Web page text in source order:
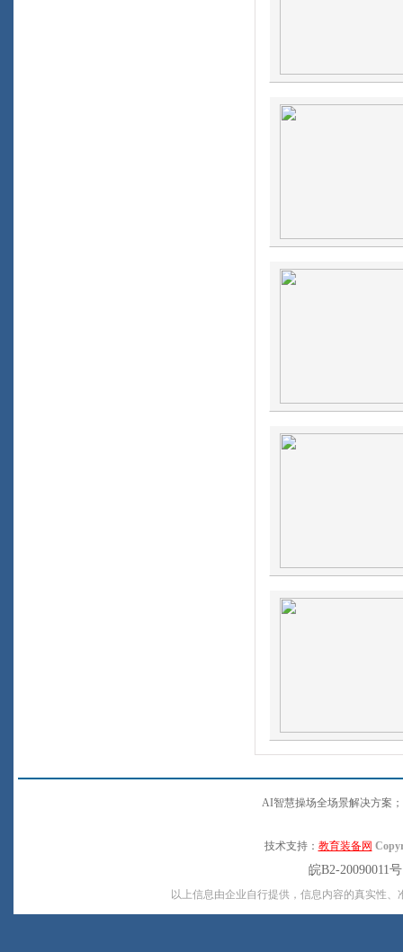
AI智慧操场全场景解决方案
技术支持： 教育装备网
皖B2-20090011
以上信息由企业自行提供，信息内容的真实性